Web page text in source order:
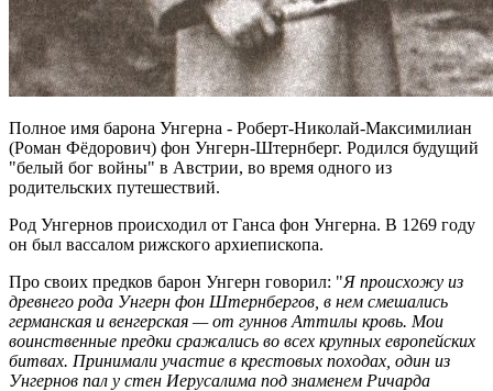
Полное имя барона Унгерна - Роберт-Николай-Максимилиан
(Роман Фёдорович) фон Унгерн-Штернберг. Родился будущий
"белый бог войны" в Австрии, во время одного из
родительских путешествий.
Род Унгернов происходил от Ганса фон Унгерна. В 1269 году
он был вассалом рижского архиепископа.
Про своих предков барон Унгерн говорил: "Я происхожу из
древнего рода Унгерн фон Штернбергов, в нем смешались
германская и венгерская — от гуннов Аттилы кровь. Мои
воинственные предки сражались во всех крупных европейских
битвах. Принимали участие в крестовых походах, один из
Унгернов пал у стен Иерусалима под знаменем Ричарда